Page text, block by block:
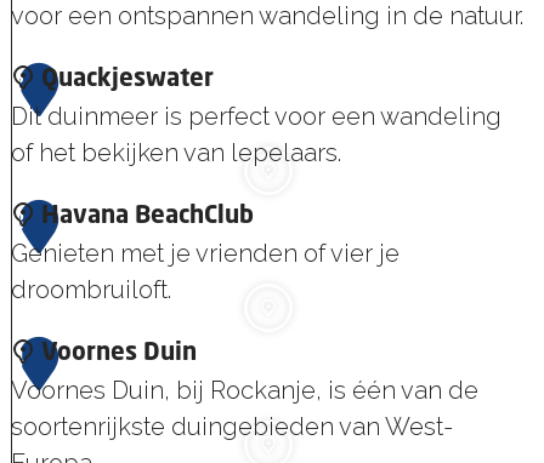
voor een ontspannen wandeling in de natuur.
A
n
n
b
o
s
2 Quackjeswater
Dit duinmeer is perfect voor een wandeling
of het bekijken van lepelaars.
Q
u
a
k
j
e
3 Havana BeachClub
Genieten met je vrienden of vier je
droombruiloft.
H
a
v
4 Voornes Duin
Voornes Duin, bij Rockanje, is één van de
soortenrijkste duingebieden van West-